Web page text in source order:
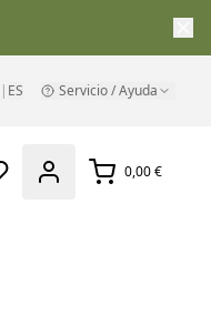
| ES Servicio / Ayuda
0,00 €